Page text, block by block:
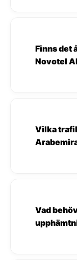
Finns det
Novotel
Vilka
Vad